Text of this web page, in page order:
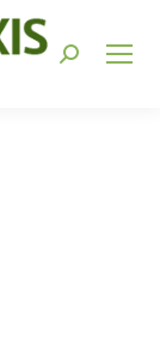
Search: